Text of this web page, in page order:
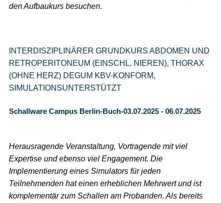
den Aufbaukurs besuchen.
INTERDISZIPLINÄRER GRUNDKURS ABDOMEN UND
RETROPERITONEUM (EINSCHL. NIEREN), THORAX
(OHNE HERZ) DEGUM KBV-KONFORM,
SIMULATIONSUNTERSTÜTZT
Schallware Campus Berlin-Buch-03.07.2025 - 06.07.2025
Herausragende Veranstaltung, Vortragende mit viel
Expertise und ebenso viel Engagement. Die
Implementierung eines Simulators für jeden
Teilnehmenden hat einen erheblichen Mehrwert und ist
komplementär zum Schallen am Probanden. Als bereits